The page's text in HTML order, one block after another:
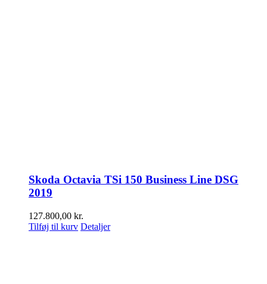
Skoda Octavia TSi 150 Business Line DSG
2019
127.800,00 kr.
Tilføj til kurv Detaljer